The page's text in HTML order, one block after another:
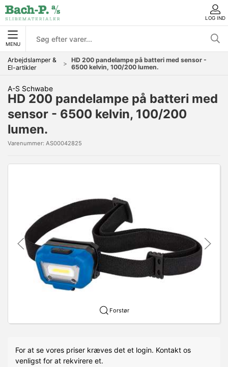
LOG IND
MENU
Arbejdslamper &
El-artikler
HD 200 pandelampe på batteri med sensor -
6500 kelvin, 100/200 lumen.
A-S Schwabe
HD 200 pandelampe på batteri med
sensor - 6500 kelvin, 100/200
lumen.
Varenummer: AS00042825
Forstør
For at se vores priser kræves det et login. Kontakt os
venligst for at rekvirere et.